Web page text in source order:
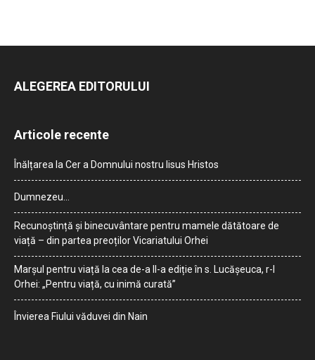
ALEGEREA EDITORULUI
Articole recente
Înălțarea la Cer a Domnului nostru Iisus Hristos
Dumnezeu…
Recunoștință și binecuvântare pentru mamele dătătoare de
viață – din partea preoților Vicariatului Orhei
Marșul pentru viață la cea de-a II-a ediție în s. Lucășeuca, r-l
Orhei: „Pentru viață, cu inimă curată”
Învierea Fiului văduvei din Nain